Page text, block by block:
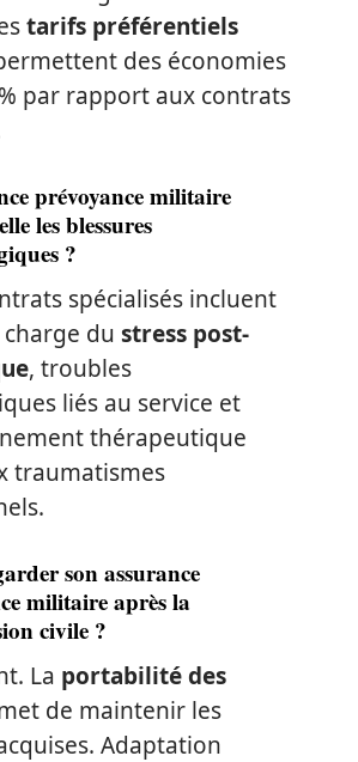
tarifs préférentiels
des économies
par rapport aux contrats
prévoyance militaire
les blessures
?
spécialisés incluent
du stress post-
, troubles
liés au service et
thérapeutique
traumatismes
son assurance
militaire après la
civile ?
La portabilité des
de maintenir les
Adaptation